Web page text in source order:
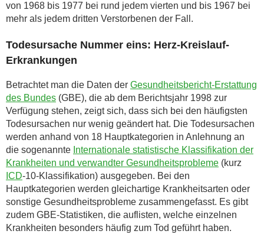
von 1968 bis 1977 bei rund jedem vierten und bis 1967 bei
mehr als jedem dritten Verstorbenen der Fall.
Todesursache Nummer eins: Herz-Kreislauf-
Erkrankungen
Betrachtet man die Daten der Gesundheitsbericht-Erstattung
des Bundes (GBE), die ab dem Berichtsjahr 1998 zur
Verfügung stehen, zeigt sich, dass sich bei den häufigsten
Todesursachen nur wenig geändert hat. Die Todesursachen
werden anhand von 18 Hauptkategorien in Anlehnung an
die sogenannte Internationale statistische Klassifikation der
Krankheiten und verwandter Gesundheitsprobleme (kurz
ICD-10-Klassifikation) ausgegeben. Bei den
Hauptkategorien werden gleichartige Krankheitsarten oder
sonstige Gesundheitsprobleme zusammengefasst. Es gibt
zudem GBE-Statistiken, die auflisten, welche einzelnen
Krankheiten besonders häufig zum Tod geführt haben.